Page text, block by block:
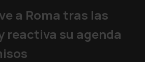
a Roma tras las
reactiva su agenda